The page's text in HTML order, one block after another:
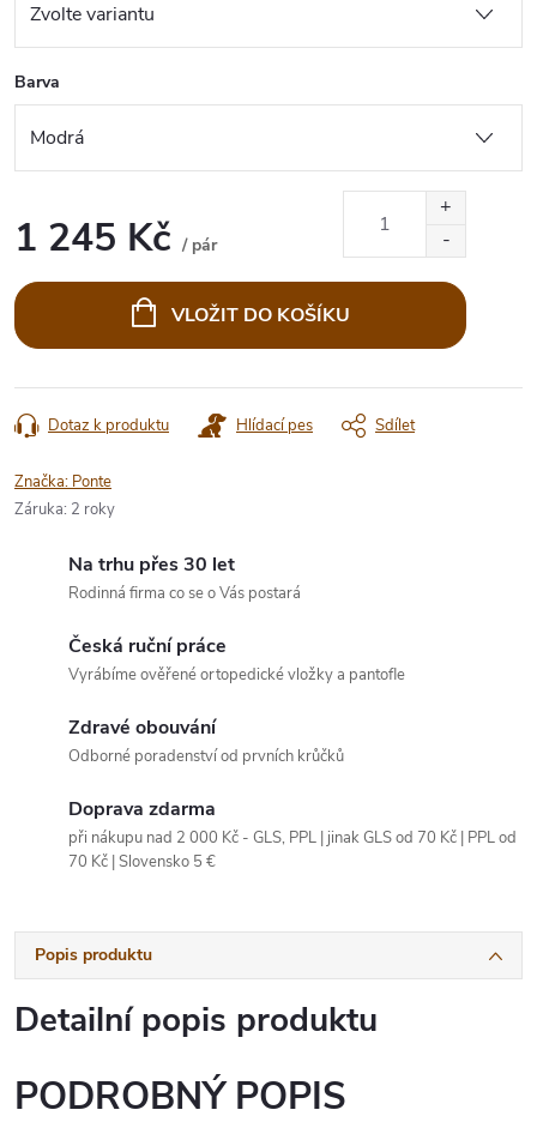
Barva
1 245 Kč / pár
cena:
VLOŽIT DO KOŠÍKU
Dotaz k produktu Hlídací pes Sdílet
Značka: Ponte
Záruka: 2 roky
Na trhu přes 30 let
Rodinná firma co se o Vás postará
Česká ruční práce
Vyrábíme ověřené ortopedické vložky a pantofle
Zdravé obouvání
Odborné poradenství od prvních krůčků
Doprava zdarma
při nákupu nad 2 000 Kč - GLS, PPL | jinak GLS od 70 Kč | PPL od
70 Kč | Slovensko 5 €
Popis produktu
Detailní popis produktu
PODROBNÝ POPIS